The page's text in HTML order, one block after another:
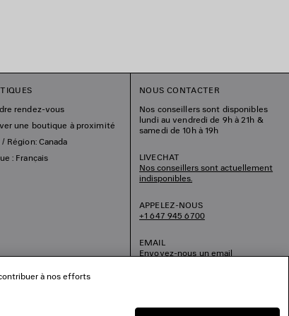
rendez-vous
une boutique à proximité
/ Région: Canada
: Français
NOUS CONTACTER
Nos conseillers sont disponibles
lundi au vendredi de 9h à 21h &
samedi de 10h à 19h
LIVECHAT
Nos conseillers sont actuellement
indisponibles.
APPELEZ-NOUS
+1 647 945 6700
EMAIL
Envoyez-nous un email
à nos efforts